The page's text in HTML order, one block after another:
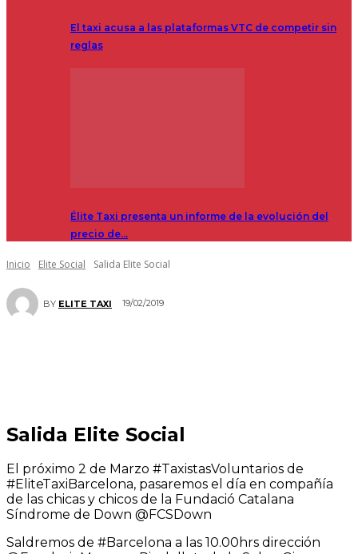
El taxi acusa a las plataformas VTC de competir sin
reglas
Élite Taxi presenta un informe de la evolución del
precio de…
Inicio Elite Social Salida Elite Social
BY ELITE TAXI 19/02/2019
Salida Elite Social
El próximo 2 de Marzo #TaxistasVoluntarios de
#EliteTaxiBarcelona, pasaremos el día en compañía
de las chicas y chicos de la Fundació Catalana
Síndrome de Down @FCSDown
Saldremos de #Barcelona a las 10.00hrs dirección